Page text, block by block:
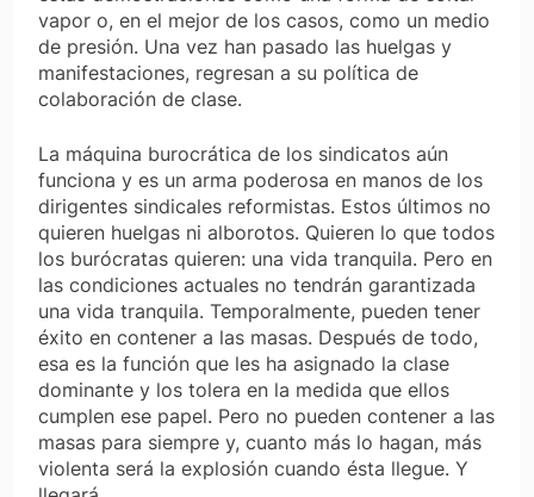
vapor o, en el mejor de los casos, como un medio
de presión. Una vez han pasado las huelgas y
manifestaciones, regresan a su política de
colaboración de clase.
La máquina burocrática de los sindicatos aún
funciona y es un arma poderosa en manos de los
dirigentes sindicales reformistas. Estos últimos no
quieren huelgas ni alborotos. Quieren lo que todos
los burócratas quieren: una vida tranquila. Pero en
las condiciones actuales no tendrán garantizada
una vida tranquila. Temporalmente, pueden tener
éxito en contener a las masas. Después de todo,
esa es la función que les ha asignado la clase
dominante y los tolera en la medida que ellos
cumplen ese papel. Pero no pueden contener a las
masas para siempre y, cuanto más lo hagan, más
violenta será la explosión cuando ésta llegue. Y